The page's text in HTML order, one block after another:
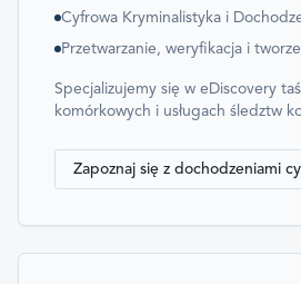
Cyfrowa Kryminalistyka i
Przetwarzanie, weryfikacja i
Specjalizujemy się w eDiscovery
komórkowych i usługach śledztw
Zapoznaj się z dochodzeniami